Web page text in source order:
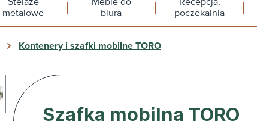
metalowe
biura
poczekalnia
Kontenery i szafki mobilne TORO
Szafka mobilna TORO